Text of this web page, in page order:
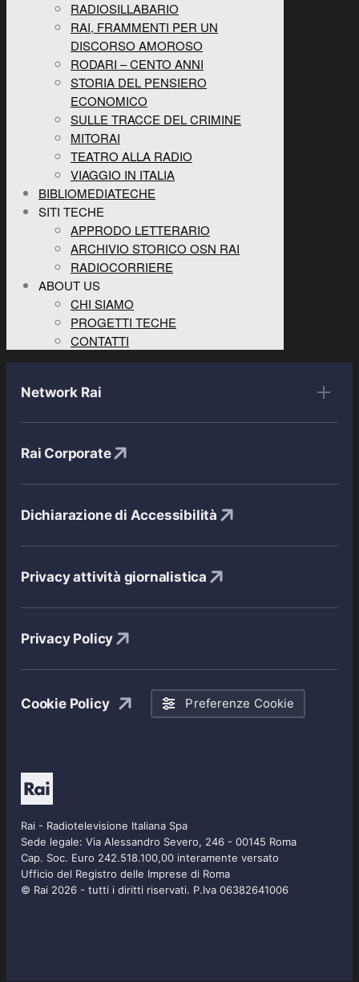
RADIOSILLABARIO
RAI, FRAMMENTI PER UN
DISCORSO AMOROSO
RODARI – CENTO ANNI
STORIA DEL PENSIERO
ECONOMICO
SULLE TRACCE DEL CRIMINE
MITORAI
TEATRO ALLA RADIO
VIAGGIO IN ITALIA
BIBLIOMEDIATECHE
SITI TECHE
APPRODO LETTERARIO
ARCHIVIO STORICO OSN RAI
RADIOCORRIERE
ABOUT US
CHI SIAMO
PROGETTI TECHE
CONTATTI